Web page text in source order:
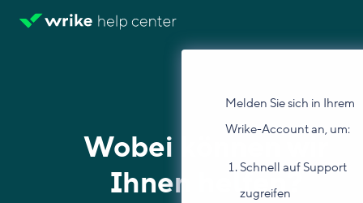
Melden Sie sich in Ihrem
Wrike-Account an, um:
Schnell auf Support
zugreifen
Wobei können wir
Ihnen helfen?